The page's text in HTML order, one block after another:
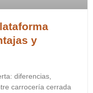
y
diferencias,
carrocería cerrada